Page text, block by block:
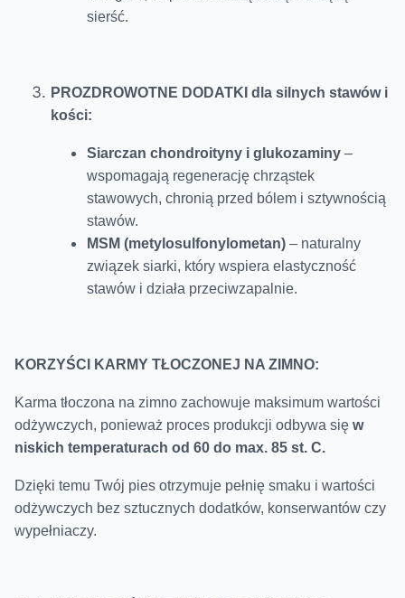
sierść.
PROZDROWOTNE DODATKI dla silnych stawów i
kości:
Siarczan chondroityny i glukozaminy –
wspomagają regenerację chrząstek
stawowych, chronią przed bólem i sztywnością
stawów.
MSM (metylosulfonylometan) – naturalny
związek siarki, który wspiera elastyczność
stawów i działa przeciwzapalnie.
KORZYŚCI KARMY TŁOCZONEJ NA ZIMNO:
Karma tłoczona na zimno zachowuje maksimum wartości
odżywczych, ponieważ proces produkcji odbywa się w
niskich temperaturach od 60 do max. 85 st. C.
Dzięki temu Twój pies otrzymuje pełnię smaku i wartości
odżywczych bez sztucznych dodatków, konserwantów czy
wypełniaczy.